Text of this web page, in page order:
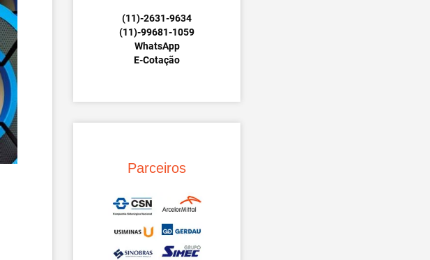
(11)-2631-9634
(11)-99681-1059
WhatsApp
E-Cotação
Parceiros